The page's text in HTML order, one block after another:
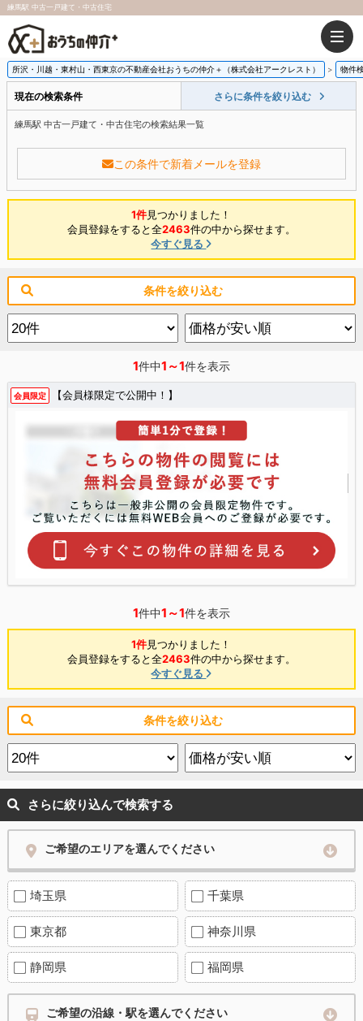
練馬駅 中古一戸建て・中古住宅
所沢・川越・東村山・西東京の不動産会社おうちの仲介＋（株式会社アークレスト） 物件
現在の検索条件 さらに条件を絞り込む
練馬駅 中古一戸建て・中古住宅の検索結果一覧
この条件で新着メールを登録
1件見つかりました！
会員登録をすると全2463件の中から探せます。
今すぐ見る
条件を絞り込む
1件中1～1件を表示
会員限定 【会員様限定で公開中！】
1件中1～1件を表示
1件見つかりました！
会員登録をすると全2463件の中から探せます。
今すぐ見る
条件を絞り込む
さらに絞り込んで検索する
ご希望のエリアを選んでください
埼玉県 千葉県
東京都 神奈川県
静岡県 福岡県
ご希望の沿線・駅を選んでください